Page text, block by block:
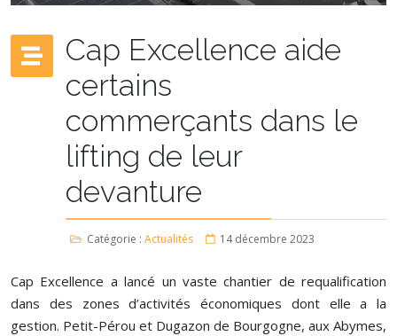
Cap Excellence aide
certains
commerçants dans le
lifting de leur
devanture
Catégorie : Actualités 14 décembre 2023
Cap Excellence a lancé un vaste chantier de requalification
dans des zones d’activités économiques dont elle a la
gestion. Petit-Pérou et Dugazon de Bourgogne, aux Abymes,